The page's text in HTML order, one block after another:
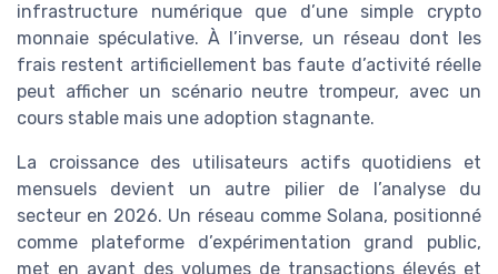
infrastructure numérique que d’une simple crypto
monnaie spéculative. À l’inverse, un réseau dont les
frais restent artificiellement bas faute d’activité réelle
peut afficher un scénario neutre trompeur, avec un
cours stable mais une adoption stagnante.
La croissance des utilisateurs actifs quotidiens et
mensuels devient un autre pilier de l’analyse du
secteur en 2026. Un réseau comme Solana, positionné
comme plateforme d’expérimentation grand public,
met en avant des volumes de transactions élevés et